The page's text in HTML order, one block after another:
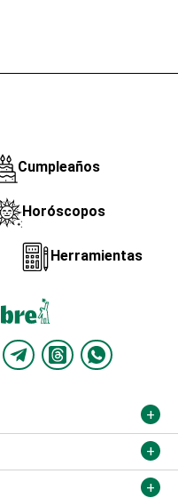
Cumpleaños
Horóscopos
Herramientas